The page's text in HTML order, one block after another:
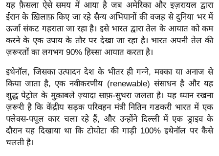
टो
व
र्ल्ड
न्यू
ब्री
फ
म
नो
रं
ज
यह फ़ैसला ऐसे समय में आया है जब अमेरिका और इज़रायल द्वारा
ईरान के ख़िलाफ़ किए जा रहे सैन्य अभियानों की वजह से दुनिया भर में
ऊर्जा संकट गहराता जा रहा है। इसे भारत द्वारा तेल के आयात को कम
करने के एक उपाय के तौर पर देखा जा रहा है। भारत अपनी तेल की
ज़रूरतों का लगभग 90% हिस्सा आयात करता है।
इथेनॉल, जिसका उत्पादन देश के भीतर ही गन्ने, मक्का या अनाज से
किया जाता है, एक नवीकरणीय (renewable) संसाधन है और यह
शुद्ध पेट्रोल के मुक़ाबले ज़्यादा साफ़-सुथरा जलता है। यह ध्यान रखना
ज़रूरी है कि केंद्रीय सड़क परिवहन मंत्री नितिन गडकरी भारत में एक
फ्लेक्स-फ्यूल कार चला रहे हैं, और उन्होंने दिल्ली में एक ड्राइव के
दौरान यह दिखाया था कि टोयोटा की गाड़ी 100% इथेनॉल पर कैसे
चलती है।